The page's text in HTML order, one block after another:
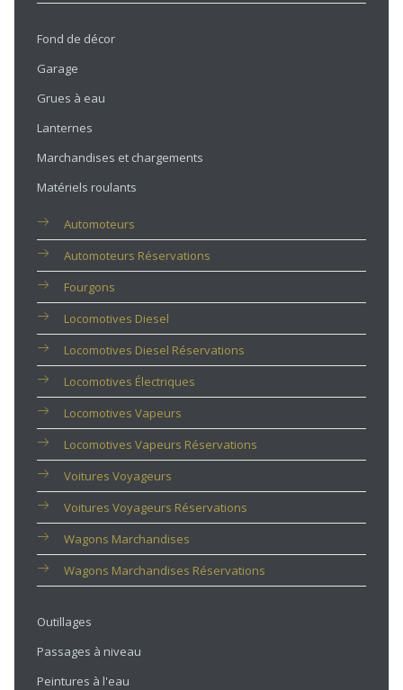
Fond de décor
Garage
Grues à eau
Lanternes
Marchandises et chargements
Matériels roulants
Automoteurs
Automoteurs Réservations
Fourgons
Locomotives Diesel
Locomotives Diesel Réservations
Locomotives Électriques
Locomotives Vapeurs
Locomotives Vapeurs Réservations
Voitures Voyageurs
Voitures Voyageurs Réservations
Wagons Marchandises
Wagons Marchandises Réservations
Outillages
Passages à niveau
Peintures à l'eau